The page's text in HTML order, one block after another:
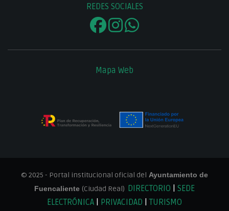
REDES SOCIALES
Mapa Web
© 2025 - Portal institucional oficial del Ayuntamiento de
Fuencaliente (Ciudad Real) DIRECTORIO
SEDE
ELECTRÓNICA
PRIVACIDAD |TURISMO